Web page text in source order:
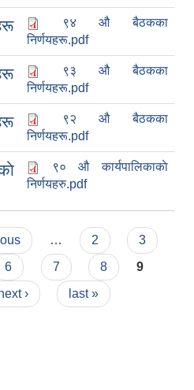
९४ औ बैठकका
निर्णयहरू.pdf
९३ औ बैठकका
निर्णयहरू.pdf
९२ औ बैठकका
निर्णयहरू.pdf
९० औ कार्यपालिकाकाे
निर्णयहरु.pdf
… 2
3
6 7 8
9
› last »